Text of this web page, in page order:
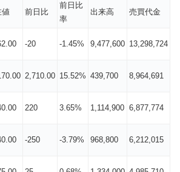
値 前日比
前日比
率
出来高 売買代金
-20 -1.45% 9,477,600 13,298,724
2,710.00 15.52% 439,700 8,964,691
220 3.65% 1,114,900 6,877,774
-250 -3.79% 968,800 6,212,015